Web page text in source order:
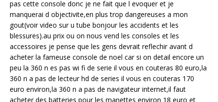
pas cette console donc je ne fait que l evoquer et je
manquerai d objectivite,en plus trop dangereuses a mon
gout(voir video sur u tube bonjour les accidents et les
blessures).au prix ou on nous vend les consoles et les
accessoires je pense que les gens devrait reflechir avant d
acheter la fameuse console de noel car si on detail encore un
peu la 360 n es pas wi fi de serie il vous en couteras 80 euro,la
360 n a pas de lecteur hd de series il vous en couteras 170
euro environ,la 360 n a pas de navigateur internet,il faut
acheter des batteries pour les manettes environ 18 euro et